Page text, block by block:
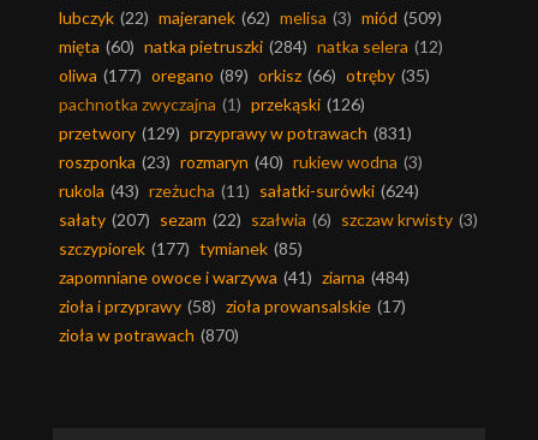
lubczyk (22) majeranek (62) melisa (3) miód (509)
mięta (60) natka pietruszki (284) natka selera (12)
oliwa (177) oregano (89) orkisz (66) otręby (35)
pachnotka zwyczajna (1) przekąski (126)
przetwory (129) przyprawy w potrawach (831)
roszponka (23) rozmaryn (40) rukiew wodna (3)
rukola (43) rzeżucha (11) sałatki-surówki (624)
sałaty (207) sezam (22) szałwia (6) szczaw krwisty (3)
szczypiorek (177) tymianek (85)
zapomniane owoce i warzywa (41) ziarna (484)
zioła i przyprawy (58) zioła prowansalskie (17)
zioła w potrawach (870)